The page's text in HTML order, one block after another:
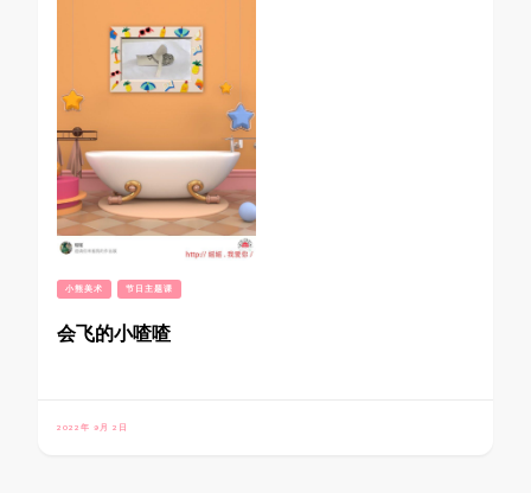
小熊美术 节日主题课
会飞的小喳喳
2022年 9月 2日